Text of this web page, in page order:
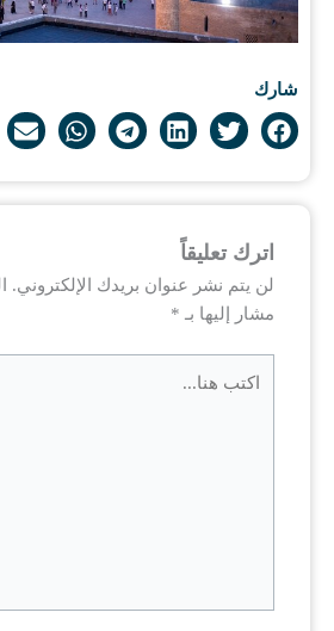
شارك
اترك تعليقاً
لن يتم نشر عنوان بريدك الإلكتروني.
مشار إليها بـ *
هنا...